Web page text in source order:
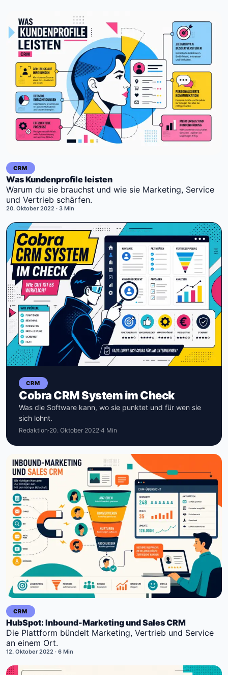
CRM
Was Kundenprofile leisten
Warum du sie brauchst und wie sie Marketing, Service
und Vertrieb schärfen.
20. Oktober 2022 · 3 Min
CRM
Cobra CRM System im Check
Was die Software kann, wo sie punktet und für wen sie
sich lohnt.
Redaktion·20. Oktober 2022·4 Min
CRM
HubSpot: Inbound-Marketing und Sales CRM
Die Plattform bündelt Marketing, Vertrieb und Service
an einem Ort.
12. Oktober 2022 · 6 Min